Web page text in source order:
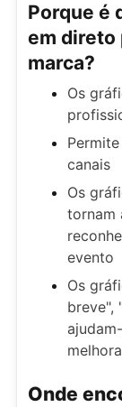
Porque é
em direto
marca?
Os
canais
Os
tornam
evento
Os
breve",
Onde